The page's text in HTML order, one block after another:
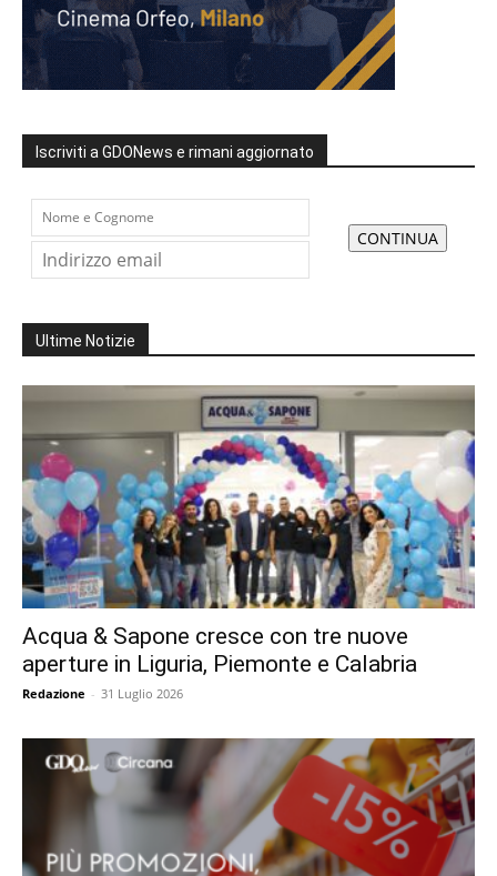
Iscriviti a GDONews e rimani aggiornato
Ultime Notizie
Acqua & Sapone cresce con tre nuove
aperture in Liguria, Piemonte e Calabria
Redazione - 31 Luglio 2026